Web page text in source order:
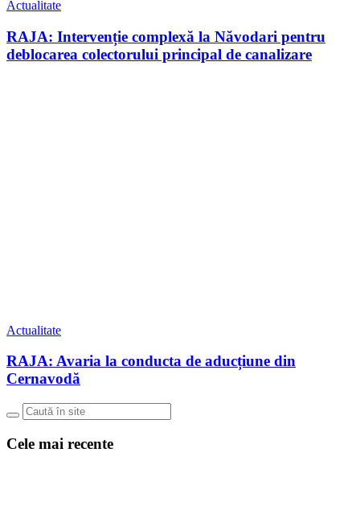
Actualitate
RAJA: Intervenție complexă la Năvodari pentru
deblocarea colectorului principal de canalizare
Actualitate
RAJA: Avaria la conducta de aducțiune din
Cernavodă
Cele mai recente